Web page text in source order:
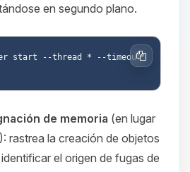
en segundo plano.
start --thread * --timeout
Copiar
de memoria (en lugar
rastrea la creación de objetos
el origen de fugas de